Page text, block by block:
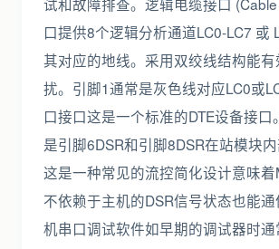
口提供8个逻辑分析通道LC0-LC7 或
其对应的地线。采用双绞线结构能
扰。引脚1通常是灰色线对应LC0或
口接口这是一个标准的DTE设备接口
是引脚6DSR和引脚8DSR在站模块内
这是一种常见的流控简化设计意味着
不依赖于主机的DSR信号状态也能
机串口调试软件如早期的调试器时